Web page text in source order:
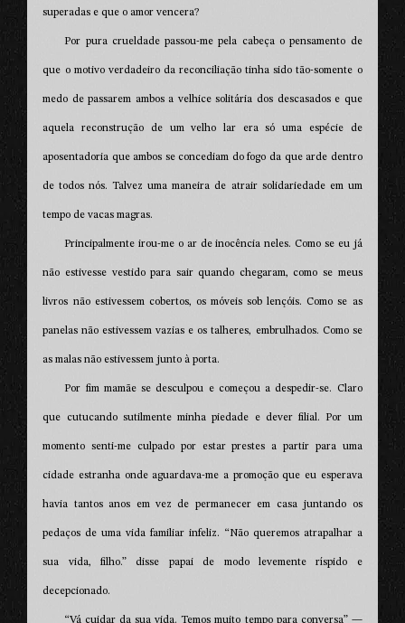
superadas e que o amor vencera?
Por pura crueldade passou-me pela cabeça o pensamento de
que o motivo verdadeiro da reconciliação tinha sido tão-somente o
medo de passarem ambos a velhice solitária dos descasados e que
aquela reconstrução de um velho lar era só uma espécie de
aposentadoria que ambos se concediam do fogo da que arde dentro
de todos nós. Talvez uma maneira de atrair solidariedade em um
tempo de vacas magras.
Principalmente irou-me o ar de inocência neles. Como se eu já
não estivesse vestido para sair quando chegaram, como se meus
livros não estivessem cobertos, os móveis sob lençóis. Como se as
panelas não estivessem vazias e os talheres, embrulhados. Como se
as malas não estivessem junto à porta.
Por fim mamãe se desculpou e começou a despedir-se. Claro
que cutucando sutilmente minha piedade e dever filial. Por um
momento senti-me culpado por estar prestes a partir para uma
cidade estranha onde aguardava-me a promoção que eu esperava
havia tantos anos em vez de permanecer em casa juntando os
pedaços de uma vida familiar infeliz. “Não queremos atrapalhar a
sua vida, filho.” disse papai de modo levemente ríspido e
decepcionado.
“Vá cuidar da sua vida. Temos muito tempo para conversa” —